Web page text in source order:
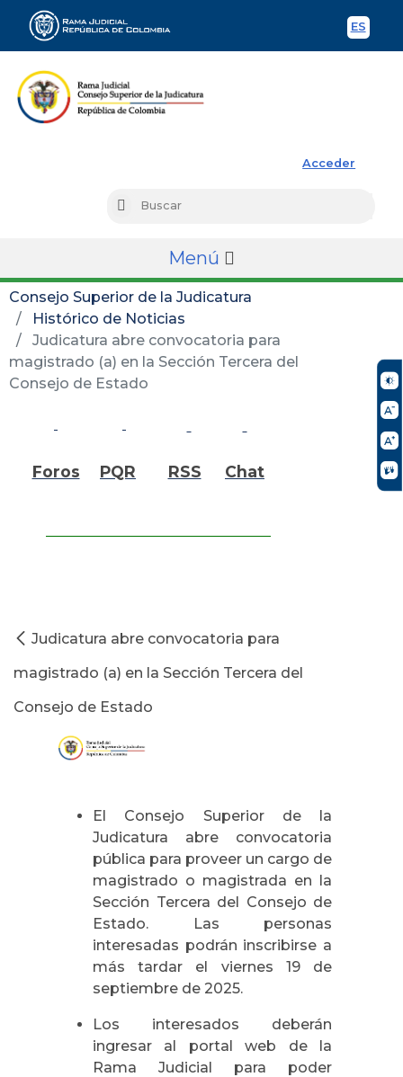
ES
Acceder
Buscar
Menú
Consejo Superior de la Judicatura
Histórico de Noticias
Judicatura abre convocatoria para
magistrado (a) en la Sección Tercera del
Consejo de Estado
Foros PQR RSS Chat
Judicatura abre convocatoria para
magistrado (a) en la Sección Tercera del
Consejo de Estado
El Consejo Superior de la
Judicatura abre convocatoria
pública para proveer un cargo de
magistrado o magistrada en la
Sección Tercera del Consejo de
Estado. Las personas
interesadas podrán inscribirse a
más tardar el viernes 19 de
septiembre de 2025.
Los interesados deberán
ingresar al portal web de la
Rama Judicial para poder